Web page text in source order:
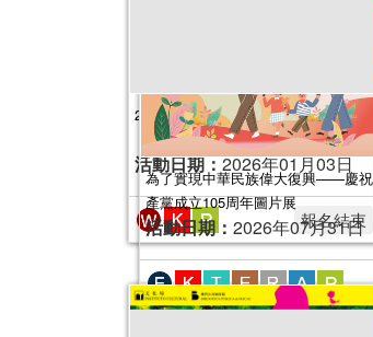
為了實現中華民族偉大復興——慶
產黨成立105周年圖片展
活動日期： 2026年07月31日
2026年“書香伴成長”親子閱讀推廣活動
（1-3月）
活動日期：2026年01月03日
報名結束